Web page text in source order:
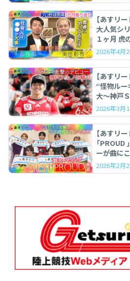
【あすリ
大人気シ
１ヶ月 虎
ぶった斬る
2026年4月
【あすリート 】 ラグビー
“怪物ルー
大〜神戸
2026年3月
【あすリート】 新テ
「PROUD
ーが曲に
2026年2月